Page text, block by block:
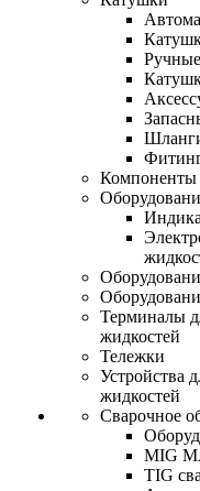
Компоненты
Терминалы
жидкостей
Тележки
Устройства
жидкостей
Сварочное
MIG
TIG